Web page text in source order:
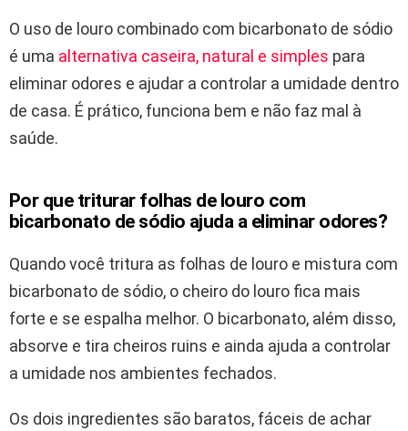
O uso de louro combinado com bicarbonato de sódio
é uma alternativa caseira, natural e simples para
eliminar odores e ajudar a controlar a umidade dentro
de casa. É prático, funciona bem e não faz mal à
saúde.
Por que triturar folhas de louro com
bicarbonato de sódio ajuda a eliminar odores?
Quando você tritura as folhas de louro e mistura com
bicarbonato de sódio, o cheiro do louro fica mais
forte e se espalha melhor. O bicarbonato, além disso,
absorve e tira cheiros ruins e ainda ajuda a controlar
a umidade nos ambientes fechados.
Os dois ingredientes são baratos, fáceis de achar